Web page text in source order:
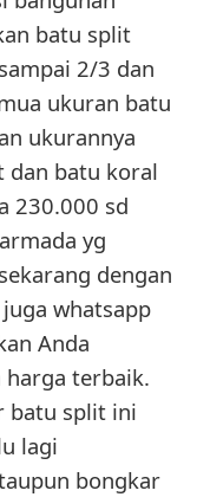
batu split
2/3 dan
ukuran batu
ukurannya
dan batu koral
230.000 sd
yg
dengan
whatsapp
Anda
terbaik.
batu split ini
lagi
bongkar